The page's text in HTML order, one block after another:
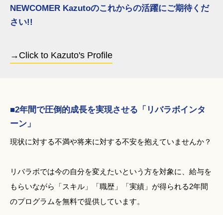
NEWCOMER Kazutoのこれからの活躍にご期待くだ
さい!!
→Click to Kazuto's Profile
■2年間で圧倒的成長を実現させる「リバラボインタ
ーン」
現状に対する不満や将来に対する不安を抱えていませんか？
リバラボでは今の自分を変えたいという方を対象に、給与を
もらいながら「スキル」「職歴」「実績」が得られる2年間
のプログラムを無料で提供しています。